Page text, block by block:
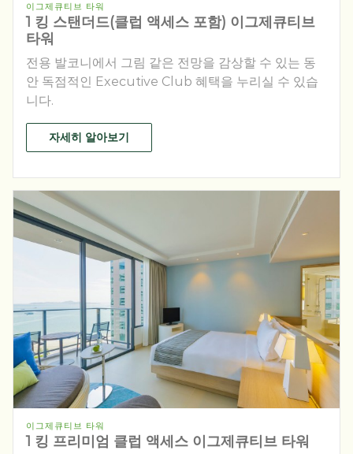
이그제큐티브 타워
1 킹 스탠더드(클럽 액세스 포함) 이그제큐티브
타워
전용 발코니에서 그림 같은 전망을 감상할 수 있는 동
안 독점적인 Executive Club 혜택을 누리실 수 있습
니다.
자세히 알아보기
이그제큐티브 타워
1 킹 프리미엄 클럽 액세스 이그제큐티브 타워